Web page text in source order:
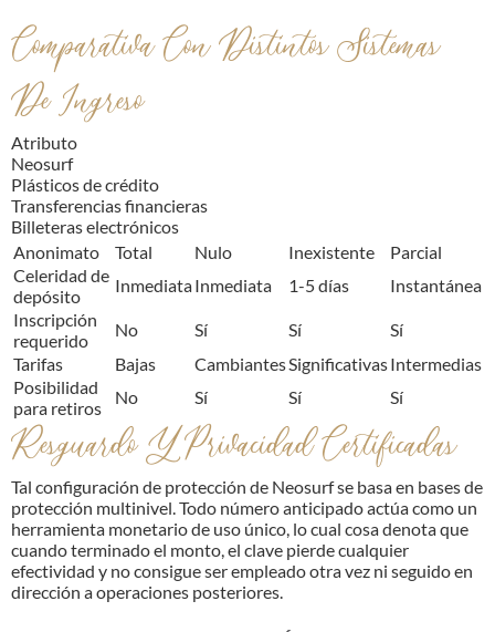
Comparativa Con Distintos Sistemas
De Ingreso
Atributo
Neosurf
Plásticos de crédito
Transferencias financieras
Billeteras electrónicos
Anonimato
Total Nulo Inexistente
Parcial
Celeridad de
depósito
InmediataInmediata 1-5 días
Instantánea
Inscripción
requerido
No Sí Sí
Sí
Tarifas
Bajas CambiantesSignificativasIntermedias
Posibilidad
para retiros
No Sí Sí Sí
Resguardo Y Privacidad Certificadas
Tal configuración de protección de Neosurf se basa en bases de
protección multinivel. Todo número anticipado actúa como un
herramienta monetario de uso único, lo cual cosa denota que
cuando terminado el monto, el clave pierde cualquier
efectividad y no consigue ser empleado otra vez ni seguido en
dirección a operaciones posteriores.